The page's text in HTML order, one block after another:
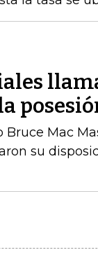
Mac
su